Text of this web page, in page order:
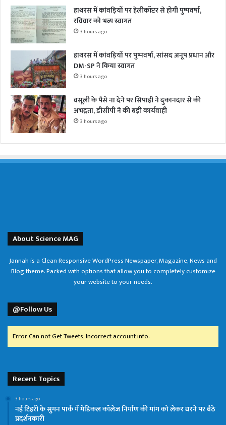
हाथरस में कांवड़ियों पर हेलीकॉप्टर से होगी पुष्पवर्षा,
रविवार को भव्य स्वागत
3 hours ago
हाथरस में कांवड़ियों पर पुष्पवर्षा, सांसद अनूप प्रधान और
DM-SP ने किया स्वागत
3 hours ago
वसूली के पैसे ना देने पर सिपाही ने दुकानदार से की
अभद्रता, डीसीपी ने की बड़ी कार्यवाही
3 hours ago
About Science MAG
Jannah is a Clean Responsive WordPress Newspaper, Magazine, News and
Blog theme. Packed with options that allow you to completely customize
your website to your needs.
@Follow Us
Error Can not Get Tweets, Incorrect account info.
Recent Topics
3 hours ago
नई टिहरी के सुमन पार्क में मेडिकल कॉलेज निर्माण की मांग को लेकर धरने पर बैठे
प्रदर्शनकारी